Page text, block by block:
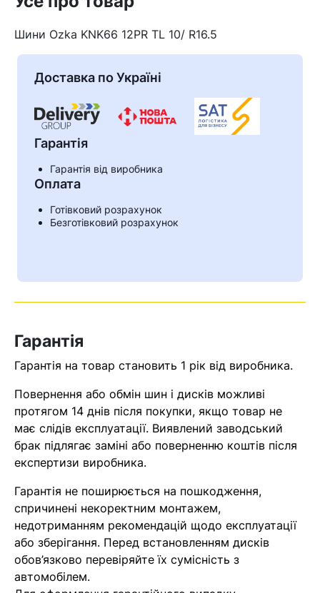
Кошик
У кошику немає товарів.
Ваш номер надіслано.
Оператор зв’яжеться з вами
Шини Ozka KNK66 12PR TL 10/ R16.5
Доставка по Україні
Гарантія
Гарантія від виробника
Оплата
Готівковий розрахунок
Безготівковий розрахунок
Гарантія
Гарантія на товар становить 1 рік від виробника.
Повернення або обмін шин і дисків можливі
протягом 14 днів після покупки, якщо товар не
має слідів експлуатації. Виявлений заводський
брак підлягає заміні або поверненню коштів після
експертизи виробника.
Гарантія не поширюється на пошкодження,
спричинені некоректним монтажем,
недотриманням рекомендацій щодо експлуатації
або зберігання. Перед встановленням дисків
обов’язково перевіряйте їх сумісність з
автомобілем.